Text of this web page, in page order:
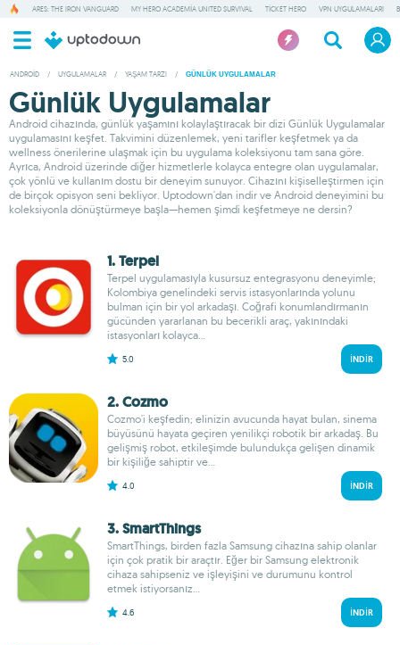
ARES: THE IRON VANGUARD MY HERO ACADEMIA UNITED SURVIVAL TICKET HERO VPN UYGULAMALARI
ANDROID / UYGULAMALAR / YAŞAM TARZI / GÜNLÜK UYGULAMALAR
Günlük Uygulamalar
Android cihazında, günlük yaşamını kolaylaştıracak bir dizi Günlük Uygulamalar
uygulamasını keşfet. Takvimini düzenlemek, yeni tarifler keşfetmek ya da
wellness önerilerine ulaşmak için bu uygulama koleksiyonu tam sana göre.
Ayrıca, Android üzerinde diğer hizmetlerle kolayca entegre olan uygulamalar,
çok yönlü ve kullanım dostu bir deneyim sunuyor. Cihazını kişiselleştirmen için
de birçok opisyon seni bekliyor. Uptodown'dan indir ve Android deneyimini bu
koleksiyonla dönüştürmeye başla—hemen şimdi keşfetmeye ne dersin?
1. Terpel
Terpel uygulamasıyla kusursuz entegrasyonu deneyimle;
Kolombiya genelindeki servis istasyonlarında yolunu
bulman için bir yol arkadaşı. Coğrafi konumlandırmanın
gücünden yararlanan bu becerikli araç, yakınındaki
istasyonları kolayca...
5.0 İNDIR
2. Cozmo
Cozmo'i keşfedin; elinizin avucunda hayat bulan, sinema
büyüsünü hayata geçiren yenilikçi robotik bir arkadaş. Bu
gelişmiş robot, etkileşimde bulundukça gelişen dinamik
bir kişiliğe sahiptir ve...
4.0 İNDIR
3. Smart​Things
SmartThings, birden fazla Samsung cihazına sahip olanlar
için çok pratik bir araçtır. Eğer bir Samsung elektronik
cihaza sahipseniz ve işleyişini ve durumunu kontrol
etmek istiyorsanız...
4.6 İNDIR